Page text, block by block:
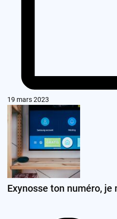
19 mars 2023
Exynosse ton numéro, je